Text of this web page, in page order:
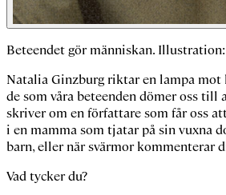
Beteendet gör människan.
Natalia Ginzburg riktar en lampa mot
de som våra beteenden dömer oss till
skriver om en författare som får oss
i en mamma som tjatar på sin vuxna
barn, eller när svärmor kommenterar
Vad tycker du?